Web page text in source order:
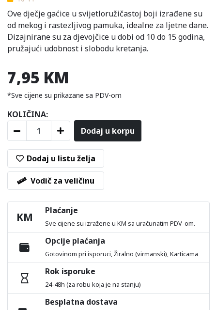
Ove dječje gaćice u svijetloružičastoj boji izrađene su
od mekog i rastezljivog pamuka, idealne za ljetne dane.
Dizajnirane su za djevojčice u dobi od 10 do 15 godina,
pružajući udobnost i slobodu kretanja.
7,95 KM
*Sve cijene su prikazane sa PDV-om
KOLIČINA:
Dodaj u korpu
Dodaj u listu želja
Vodič za veličinu
KM Plaćanje
Sve cijene su izražene u KM sa uračunatim PDV-om.
Opcije plaćanja
Gotovinom pri isporuci, Žiralno (virmanski), Karticama
Rok isporuke
24-48h (za robu koja je na stanju)
Besplatna dostava